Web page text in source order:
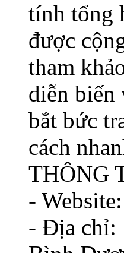
tính tổng
được
tham
diễn biến
bắt bức
cách
THÔNG
-
- Địa chỉ: